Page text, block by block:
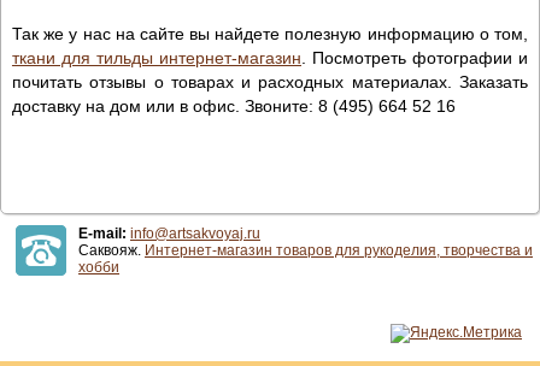
Так же у нас на сайте вы найдете полезную информацию о том,
ткани для тильды интернет-магазин . Посмотреть фотографии и
почитать отзывы о товарах и расходных материалах. Заказать
доставку на дом или в офис. Звоните: 8 (495) 664 52 16
E-mail: info@artsakvoyaj.ru
Саквояж. Интернет-магазин товаров для рукоделия, творчества и
хобби